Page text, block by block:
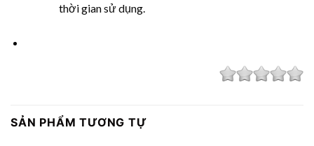
thời gian sử dụng.
SẢN PHẨM TƯƠNG TỰ